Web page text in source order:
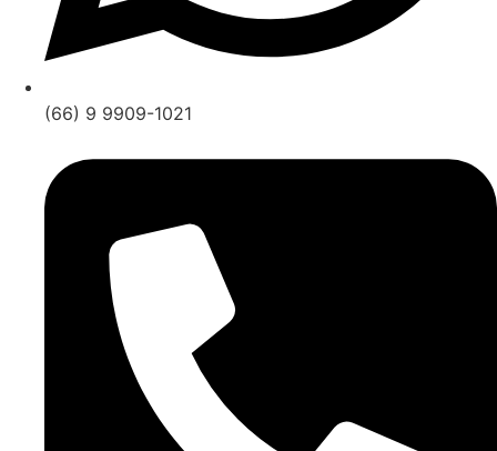
(66) 9 9909-1021